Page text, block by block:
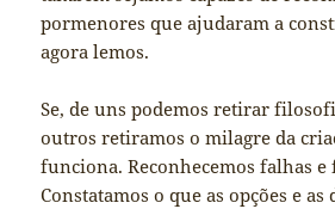
pormenores que ajudaram a
agora lemos.
Se, de uns podemos retirar
outros retiramos o milagre da
funciona. Reconhecemos falhas e
Constatamos o que as opções e as